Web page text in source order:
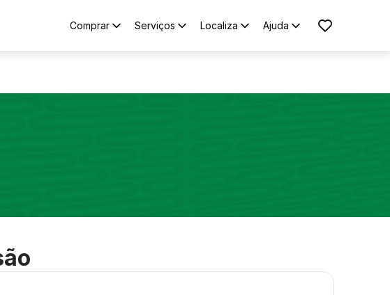
Comprar Serviços Localiza Ajuda